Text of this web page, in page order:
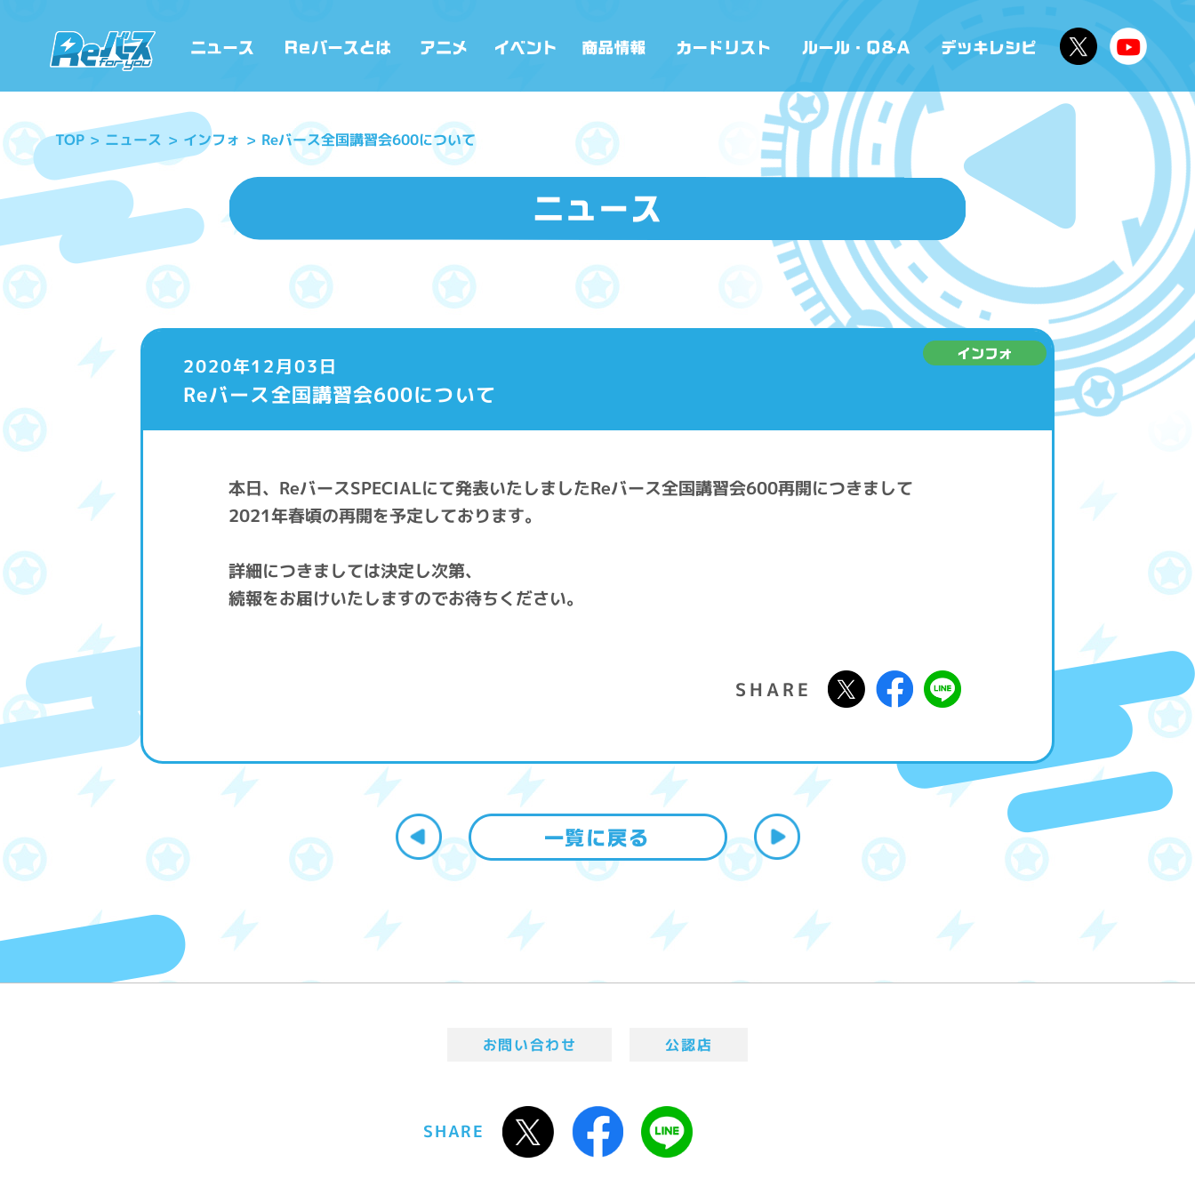
TOP ニュース インフォ Reバース全国講習会600について
2020年12月03日
Reバース全国講習会600について
本日、ReバースSPECIALにて発表いたしましたReバース全国講習会600再開につきまして
2021年春頃の再開を予定しております。
詳細につきましては決定し次第、
続報をお届けいたしますのでお待ちください。
お問い合わせ 公認店
SHARE